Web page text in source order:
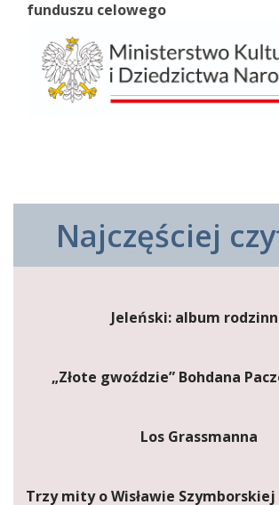
funduszu celowego
Najczęściej
Jeleński: album
„Złote gwoździe” Bohdana
Los Grassmanna
Trzy mity o Wisławie